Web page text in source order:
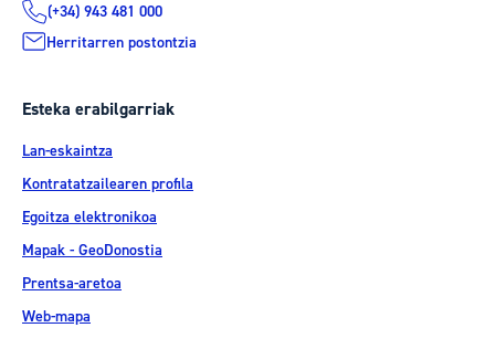
(+34) 943 481 000
Herritarren postontzia
Esteka erabilgarriak
Lan-eskaintza
Kontratatzailearen profila
Egoitza elektronikoa
Mapak - GeoDonostia
Prentsa-aretoa
Web-mapa